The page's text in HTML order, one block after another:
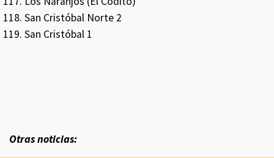
San Cristóbal Norte 2
San Cristóbal 1
Otras noticias: